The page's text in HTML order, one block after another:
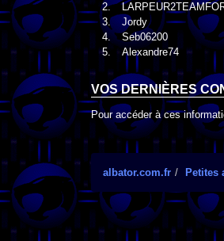
2.
3.
Jordy
4.
Seb06200
5.
Alexandre74
VOS DERNIÈRES
Pour accéder à ces
albator.com.fr Petites